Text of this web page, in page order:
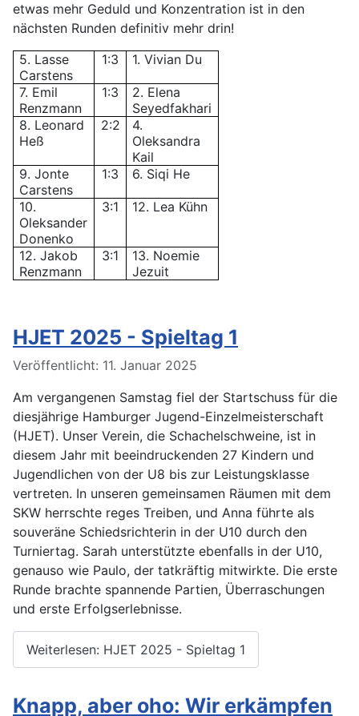
etwas mehr Geduld und Konzentration ist in den
nächsten Runden definitiv mehr drin!
5. Lasse
Carstens
1:3 1. Vivian Du
7. Emil
Renzmann
1:3
2. Elena
Seyedfakhari
8. Leonard
Heß
2:2
4.
Oleksandra
Kail
9. Jonte
Carstens
1:3 6. Siqi He
10.
Oleksander
Donenko
3:1 12. Lea Kühn
12. Jakob
Renzmann
3:1
13. Noemie
Jezuit
HJET 2025 - Spieltag 1
Details
Veröffentlicht: 11. Januar 2025
Am vergangenen Samstag fiel der Startschuss für die
diesjährige Hamburger Jugend-Einzelmeisterschaft
(HJET). Unser Verein, die Schachelschweine, ist in
diesem Jahr mit beeindruckenden 27 Kindern und
Jugendlichen von der U8 bis zur Leistungsklasse
vertreten. In unseren gemeinsamen Räumen mit dem
SKW herrschte reges Treiben, und Anna führte als
souveräne Schiedsrichterin in der U10 durch den
Turniertag. Sarah unterstützte ebenfalls in der U10,
genauso wie Paulo, der tatkräftig mitwirkte. Die erste
Runde brachte spannende Partien, Überraschungen
und erste Erfolgserlebnisse.
Weiterlesen: HJET 2025 - Spieltag 1
Knapp, aber oho: Wir erkämpfen